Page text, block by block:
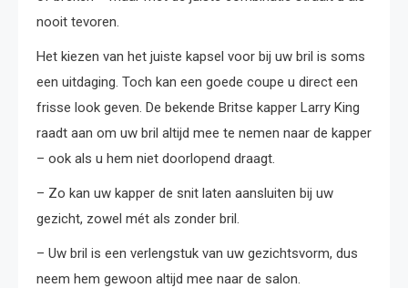
nooit tevoren.
Het kiezen van het juiste kapsel voor bij uw bril is soms
een uitdaging. Toch kan een goede coupe u direct een
frisse look geven. De bekende Britse kapper Larry King
raadt aan om uw bril altijd mee te nemen naar de kapper
– ook als u hem niet doorlopend draagt.
– Zo kan uw kapper de snit laten aansluiten bij uw
gezicht, zowel mét als zonder bril.
– Uw bril is een verlengstuk van uw gezichtsvorm, dus
neem hem gewoon altijd mee naar de salon.